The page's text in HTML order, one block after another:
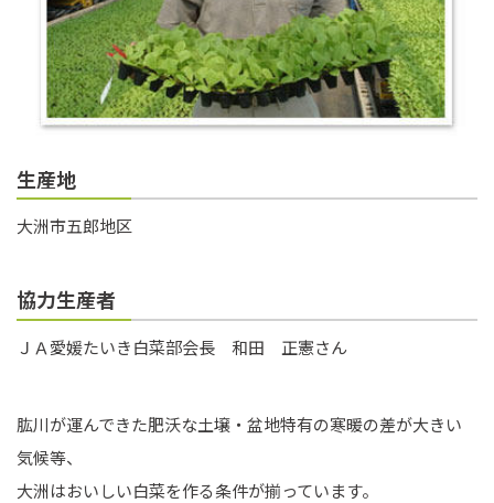
生産地
大洲市五郎地区
協力生産者
ＪＡ愛媛たいき白菜部会長 和田 正憲さん
肱川が運んできた肥沃な土壌・盆地特有の寒暖の差が大きい
気候等、
大洲はおいしい白菜を作る条件が揃っています。